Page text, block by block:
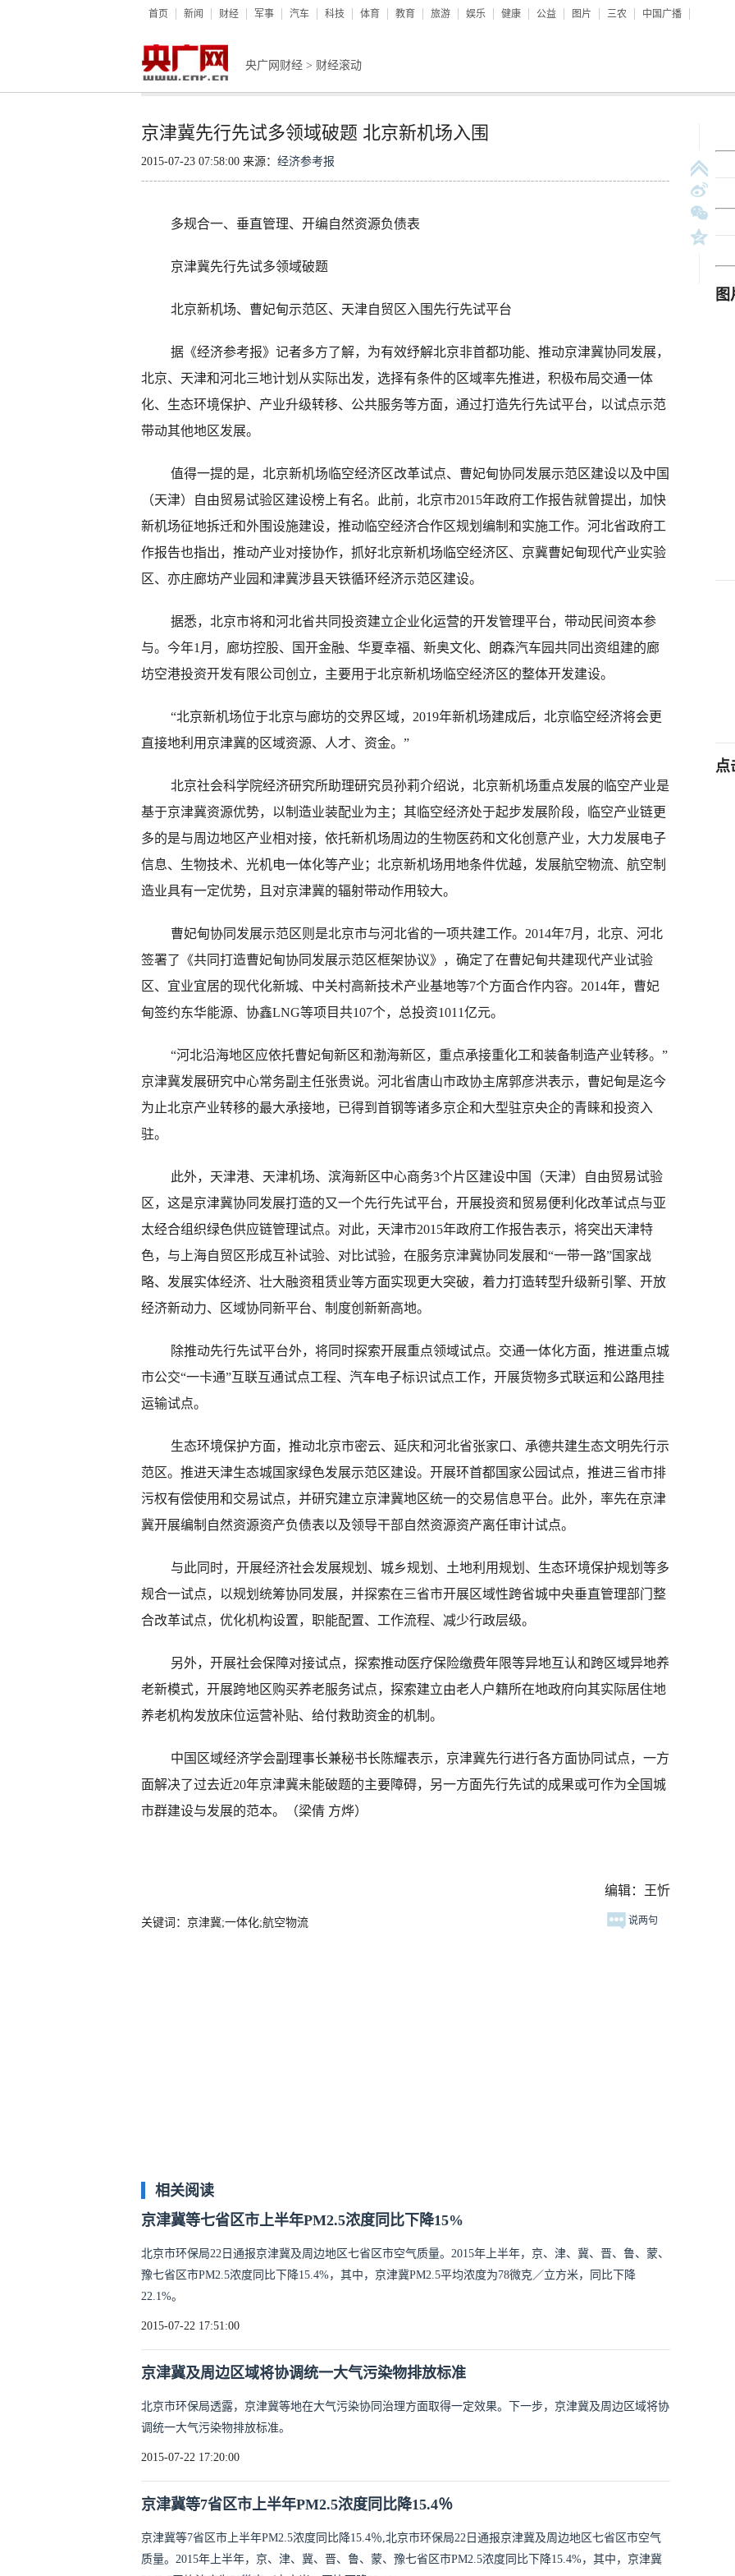
首页 新闻 财经 军事 汽车 科技 体育 教育 旅游 娱乐 健康 公益 图片 三农 中国广播
央广网财经 > 财经滚动
京津冀先行先试多领域破题 北京新机场入围
2015-07-23 07:58:00 来源： 经济参考报
多规合一、垂直管理、开编自然资源负债表
京津冀先行先试多领域破题
北京新机场、曹妃甸示范区、天津自贸区入围先行先试平台
据《经济参考报》记者多方了解，为有效纾解北京非首都功能、推动京津冀协同发展，
北京、天津和河北三地计划从实际出发，选择有条件的区域率先推进，积极布局交通一体
化、生态环境保护、产业升级转移、公共服务等方面，通过打造先行先试平台，以试点示范
带动其他地区发展。
值得一提的是，北京新机场临空经济区改革试点、曹妃甸协同发展示范区建设以及中国
（天津）自由贸易试验区建设榜上有名。此前，北京市2015年政府工作报告就曾提出，加快
新机场征地拆迁和外围设施建设，推动临空经济合作区规划编制和实施工作。河北省政府工
作报告也指出，推动产业对接协作，抓好北京新机场临空经济区、京冀曹妃甸现代产业实验
区、亦庄廊坊产业园和津冀涉县天铁循环经济示范区建设。
据悉，北京市将和河北省共同投资建立企业化运营的开发管理平台，带动民间资本参
与。今年1月，廊坊控股、国开金融、华夏幸福、新奥文化、朗森汽车园共同出资组建的廊
坊空港投资开发有限公司创立，主要用于北京新机场临空经济区的整体开发建设。
“北京新机场位于北京与廊坊的交界区域，2019年新机场建成后，北京临空经济将会更
直接地利用京津冀的区域资源、人才、资金。”
北京社会科学院经济研究所助理研究员孙莉介绍说，北京新机场重点发展的临空产业是
基于京津冀资源优势，以制造业装配业为主；其临空经济处于起步发展阶段，临空产业链更
多的是与周边地区产业相对接，依托新机场周边的生物医药和文化创意产业，大力发展电子
信息、生物技术、光机电一体化等产业；北京新机场用地条件优越，发展航空物流、航空制
造业具有一定优势，且对京津冀的辐射带动作用较大。
曹妃甸协同发展示范区则是北京市与河北省的一项共建工作。2014年7月，北京、河北
签署了《共同打造曹妃甸协同发展示范区框架协议》，确定了在曹妃甸共建现代产业试验
区、宜业宜居的现代化新城、中关村高新技术产业基地等7个方面合作内容。2014年，曹妃
甸签约东华能源、协鑫LNG等项目共107个，总投资1011亿元。
“河北沿海地区应依托曹妃甸新区和渤海新区，重点承接重化工和装备制造产业转移。”
京津冀发展研究中心常务副主任张贵说。河北省唐山市政协主席郭彦洪表示，曹妃甸是迄今
为止北京产业转移的最大承接地，已得到首钢等诸多京企和大型驻京央企的青睐和投资入
驻。
此外，天津港、天津机场、滨海新区中心商务3个片区建设中国（天津）自由贸易试验
区，这是京津冀协同发展打造的又一个先行先试平台，开展投资和贸易便利化改革试点与亚
太经合组织绿色供应链管理试点。对此，天津市2015年政府工作报告表示，将突出天津特
色，与上海自贸区形成互补试验、对比试验，在服务京津冀协同发展和“一带一路”国家战
略、发展实体经济、壮大融资租赁业等方面实现更大突破，着力打造转型升级新引擎、开放
经济新动力、区域协同新平台、制度创新新高地。
除推动先行先试平台外，将同时探索开展重点领域试点。交通一体化方面，推进重点城
市公交“一卡通”互联互通试点工程、汽车电子标识试点工作，开展货物多式联运和公路甩挂
运输试点。
生态环境保护方面，推动北京市密云、延庆和河北省张家口、承德共建生态文明先行示
范区。推进天津生态城国家绿色发展示范区建设。开展环首都国家公园试点，推进三省市排
污权有偿使用和交易试点，并研究建立京津冀地区统一的交易信息平台。此外，率先在京津
冀开展编制自然资源资产负债表以及领导干部自然资源资产离任审计试点。
与此同时，开展经济社会发展规划、城乡规划、土地利用规划、生态环境保护规划等多
规合一试点，以规划统筹协同发展，并探索在三省市开展区域性跨省城中央垂直管理部门整
合改革试点，优化机构设置，职能配置、工作流程、减少行政层级。
另外，开展社会保障对接试点，探索推动医疗保险缴费年限等异地互认和跨区域异地养
老新模式，开展跨地区购买养老服务试点，探索建立由老人户籍所在地政府向其实际居住地
养老机构发放床位运营补贴、给付救助资金的机制。
中国区域经济学会副理事长兼秘书长陈耀表示，京津冀先行进行各方面协同试点，一方
面解决了过去近20年京津冀未能破题的主要障碍，另一方面先行先试的成果或可作为全国城
市群建设与发展的范本。（梁倩 方烨）
编辑：王忻
关键词：京津冀;一体化;航空物流 说两句
相关阅读
京津冀等七省区市上半年PM2.5浓度同比下降15%
北京市环保局22日通报京津冀及周边地区七省区市空气质量。2015年上半年，京、津、冀、晋、鲁、蒙、
豫七省区市PM2.5浓度同比下降15.4%，其中，京津冀PM2.5平均浓度为78微克／立方米，同比下降
22.1%。
2015-07-22 17:51:00
京津冀及周边区域将协调统一大气污染物排放标准
北京市环保局透露，京津冀等地在大气污染协同治理方面取得一定效果。下一步，京津冀及周边区域将协
调统一大气污染物排放标准。
2015-07-22 17:20:00
京津冀等7省区市上半年PM2.5浓度同比降15.4％
京津冀等7省区市上半年PM2.5浓度同比降15.4％,北京市环保局22日通报京津冀及周边地区七省区市空气
质量。2015年上半年，京、津、冀、晋、鲁、蒙、豫七省区市PM2.5浓度同比下降15.4%，其中，京津冀
点